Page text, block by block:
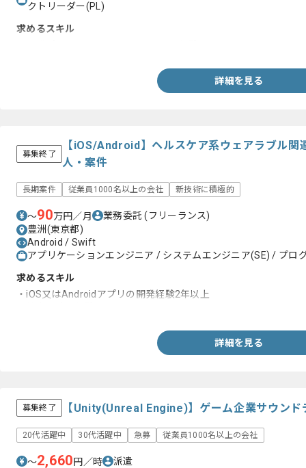
クトリーダー(PL)
求めるスキル
詳細を見る
募集終了
【iOS/Android】ヘルスケア系ウェアラブル関
人・案件
長期案件 従業員1000名以上の会社 新技術に積極的
〜90万円／月 業務委託(フリーランス)
豊洲(東京都)
Android / Swift
アプリケーションエンジニア / システムエンジニア(SE) / プロ
求めるスキル
・iOS又はAndroidアプリの開発経験2年以上
詳細を見る
募集終了 【Unity(Unreal Engine)】ゲーム企業サウンド
20代活躍中 30代活躍中 急募 従業員1000名以上の会社
〜2,660円／時 派遣